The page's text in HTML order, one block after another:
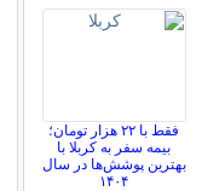
فقط با ۲۲ هزار تومان؛
بیمه سفر به کربلا با
بهترین پوشش‌ها در سال
۱۴۰۴